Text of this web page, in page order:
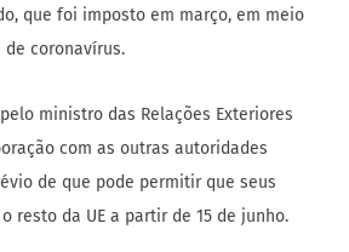
que foi imposto em março, em meio
coronavírus.
ministro das Relações Exteriores
com as outras autoridades
de que pode permitir que seus
resto da UE a partir de 15 de junho.